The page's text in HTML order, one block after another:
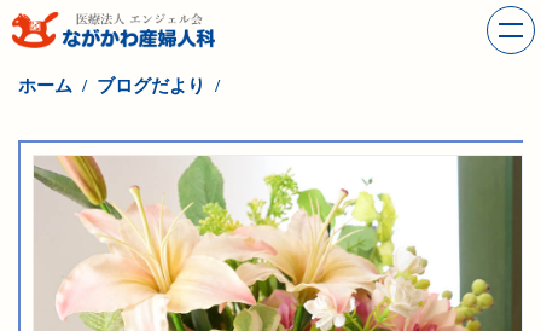
ホーム ブログだより